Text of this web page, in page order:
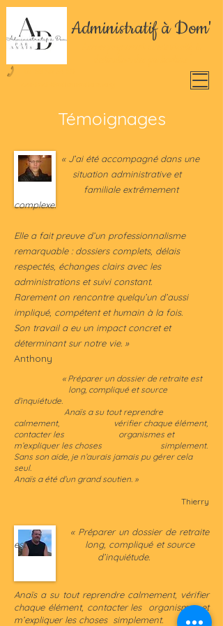
Administratif à Dom'
Témoignages
« J’ai été accompagné dans une
situation administrative et
familiale extrêmement
complexe.
Elle a fait preuve d’un professionnalisme
remarquable : dossiers complets, délais
respectés, échanges clairs avec les
administrations et suivi constant.
Rarement on rencontre quelqu’un d’aussi
impliqué, compétent et humain à la fois.
Son travail a eu un impact concret et
déterminant sur notre vie. »
Anthony
« Préparer un dossier de retraite est
long, compliqué et source
d’inquiétude.
Anaïs a su tout reprendre
calmement, vérifier chaque élément,
contacter les organismes et
m’expliquer les choses simplement.
Sans son aide, je n’aurais jamais pu gérer cela
seul.
Anaïs a été d’un grand soutien. »
Thierry
« Préparer un dossier de retraite
est long, compliqué et source
d’inquiétude.
Anaïs a su tout reprendre calmement, vérifier
chaque élément, contacter les organismes et
m’expliquer les choses simplement.